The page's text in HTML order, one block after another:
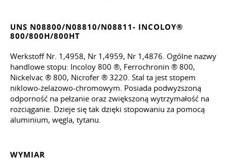
UNS N08800/N08810/N08811- INCOLOY®
800/800H/800HT
Werkstoff Nr. 1,4958, Nr 1,4959, Nr 1,4876. Ogólne nazwy
handlowe stopu: Incoloy 800 ®, Ferrochronin ® 800,
Nickelvac ® 800, Nicrofer ® 3220. Stal ta jest stopem
niklowo-żelazowo-chromowym. Posiada podwyższoną
odporność na pełzanie oraz zwiększoną wytrzymałość na
rozciąganie. Dzieje się tak dzięki stopowaniu za pomocą
aluminium, węgla, tytanu.
WYMIAR